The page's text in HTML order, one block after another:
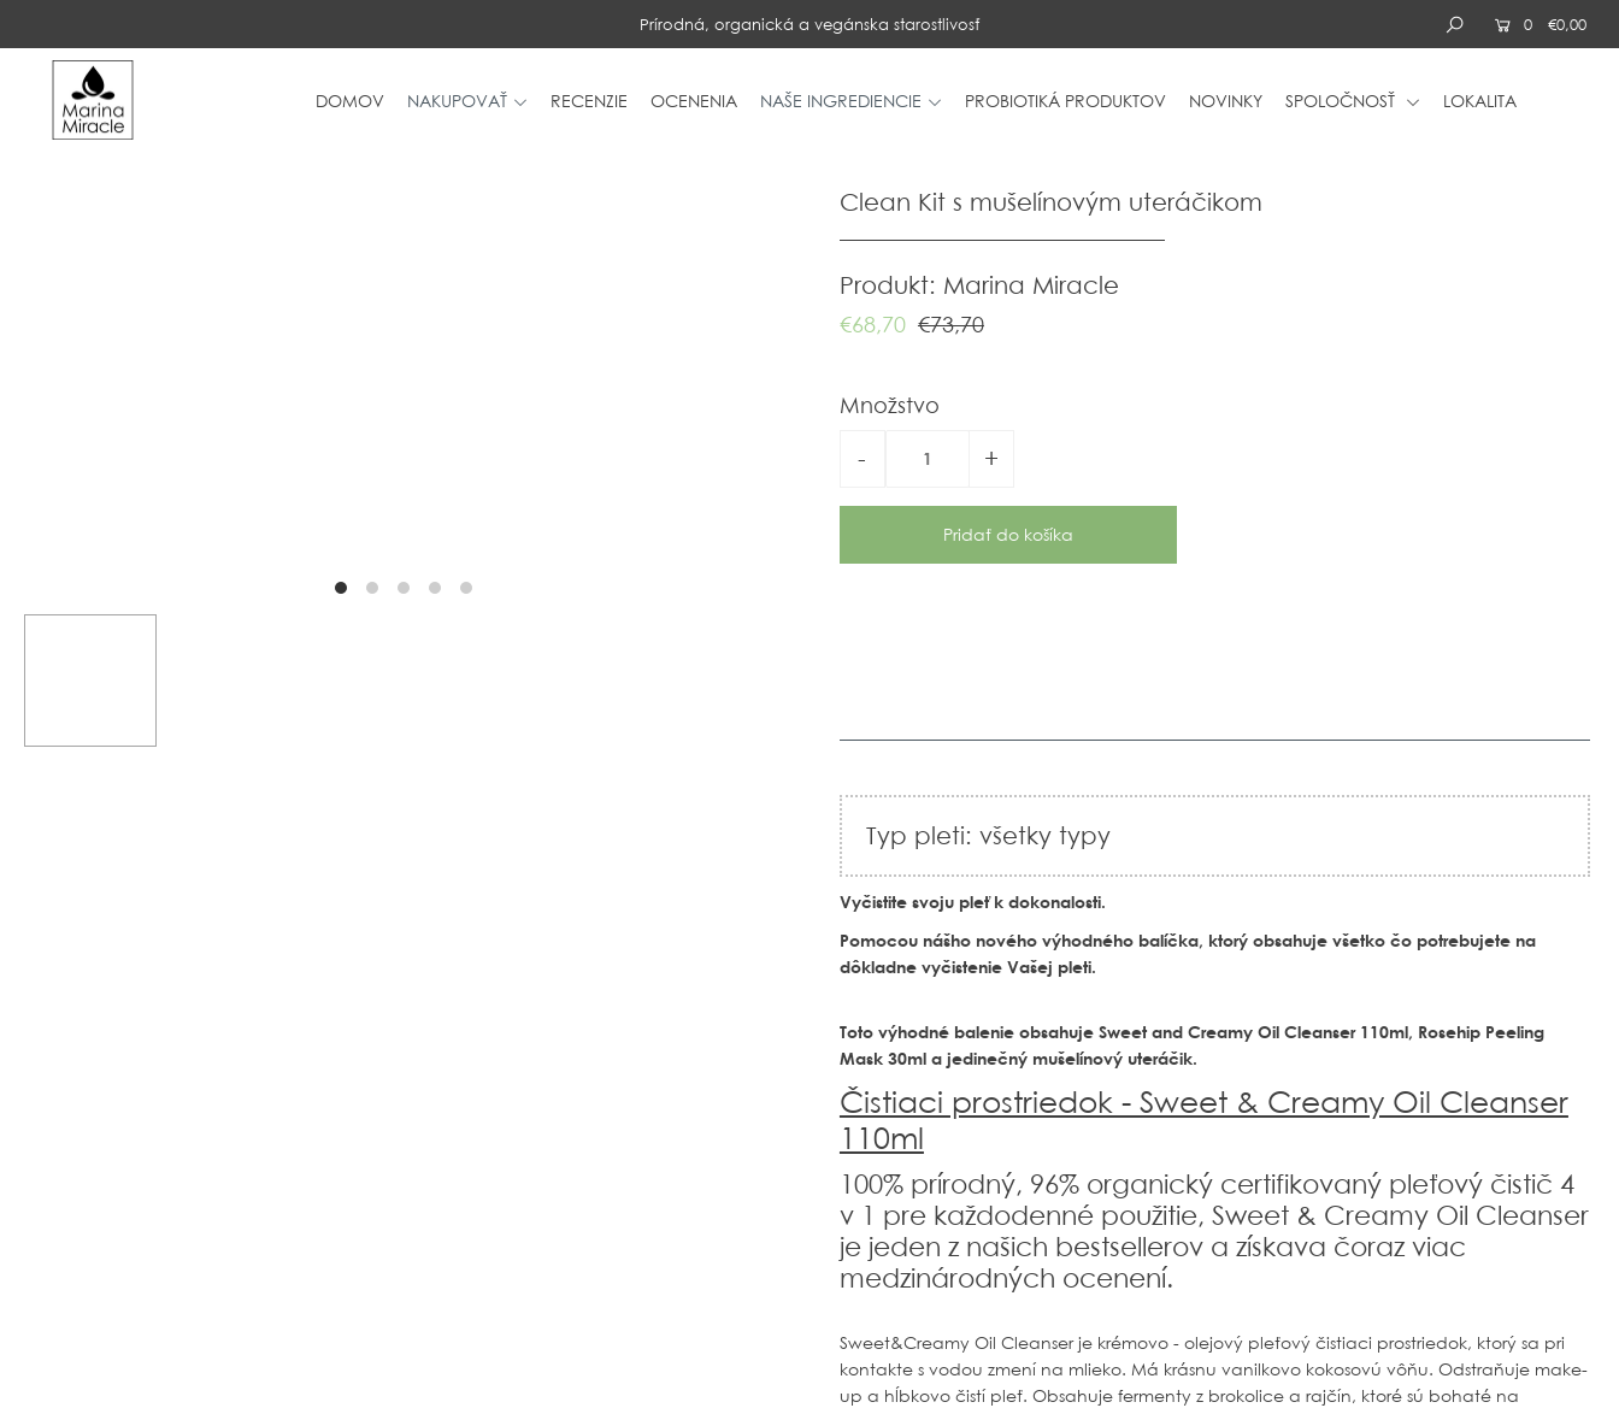
Prírodná, organická a vegánska starostlivosť 0 €0,00
DOMOV NAKUPOVAŤ RECENZIE OCENENIA NAŠE INGREDIENCIE PROBIOTIKÁ PRODUKTOV NOVINKY SPOLOČNOSŤ LOKALITA
Clean Kit s mušelínovým uteráčikom
Produkt: Marina Miracle
€68,70 €73,70
Množstvo
- +
Typ pleti: všetky typy
Vyčistite svoju pleť k dokonalosti.
Pomocou nášho nového výhodného balíčka, ktorý obsahuje všetko čo potrebujete na
dôkladne vyčistenie Vašej pleti.
Toto výhodné balenie obsahuje Sweet and Creamy Oil Cleanser 110ml, Rosehip Peeling
Mask 30ml a jedinečný mušelínový uteráčik.
Čistiaci prostriedok - Sweet & Creamy Oil Cleanser
110ml
100% prírodný, 96% organický certifikovaný pleťový čistič 4
v 1 pre každodenné použitie, Sweet & Creamy Oil Cleanser
je jeden z našich bestsellerov a získava čoraz viac
medzinárodných ocenení.
Sweet&Creamy Oil Cleanser je krémovo - olejový pleťový čistiaci prostriedok, ktorý sa pri
kontakte s vodou zmení na mlieko. Má krásnu vanilkovo kokosovú vôňu. Odstraňuje make-
up a hĺbkovo čistí pleť. Obsahuje fermenty z brokolice a rajčín, ktoré sú bohaté na
DOMOV